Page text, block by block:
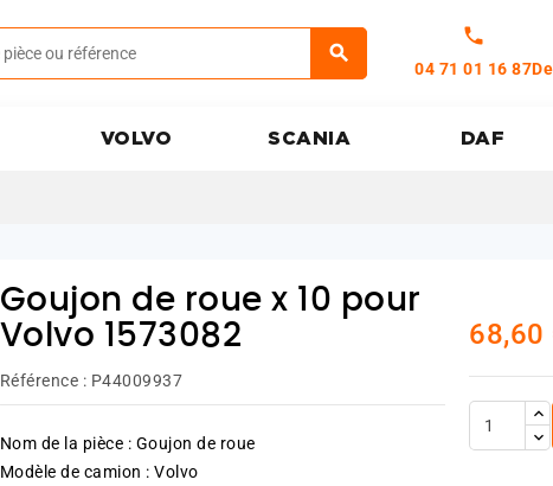
call
04 71 01 16 87
VOLVO SCANIA DAF
Goujon de roue x 10 pour
Volvo 1573082
Référence : P44009937
Nom de la pièce : Goujon de roue
Modèle de camion : Volvo
68,60